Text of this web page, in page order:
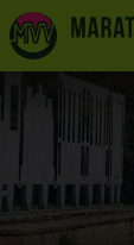
Skip
navigation
Skip
to
content